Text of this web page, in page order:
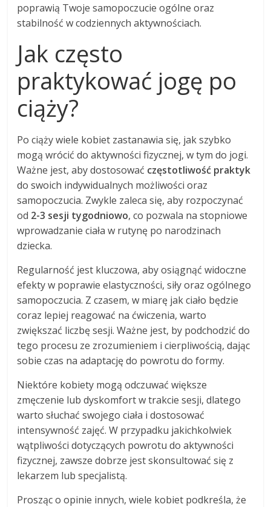
poprawią Twoje samopoczucie ogólne oraz
stabilność w codziennych aktywnościach.
Jak często
praktykować jogę po
ciąży?
Po ciąży wiele kobiet zastanawia się, jak szybko
mogą wrócić do aktywności fizycznej, w tym do jogi.
Ważne jest, aby dostosować częstotliwość praktyk
do swoich indywidualnych możliwości oraz
samopoczucia. Zwykle zaleca się, aby rozpoczynać
od 2-3 sesji tygodniowo, co pozwala na stopniowe
wprowadzanie ciała w rutynę po narodzinach
dziecka.
Regularność jest kluczowa, aby osiągnąć widoczne
efekty w poprawie elastyczności, siły oraz ogólnego
samopoczucia. Z czasem, w miarę jak ciało będzie
coraz lepiej reagować na ćwiczenia, warto
zwiększać liczbę sesji. Ważne jest, by podchodzić do
tego procesu ze zrozumieniem i cierpliwością, dając
sobie czas na adaptację do powrotu do formy.
Niektóre kobiety mogą odczuwać większe
zmęczenie lub dyskomfort w trakcie sesji, dlatego
warto słuchać swojego ciała i dostosować
intensywność zajęć. W przypadku jakichkolwiek
wątpliwości dotyczących powrotu do aktywności
fizycznej, zawsze dobrze jest skonsultować się z
lekarzem lub specjalistą.
Prosząc o opinie innych, wiele kobiet podkreśla, że